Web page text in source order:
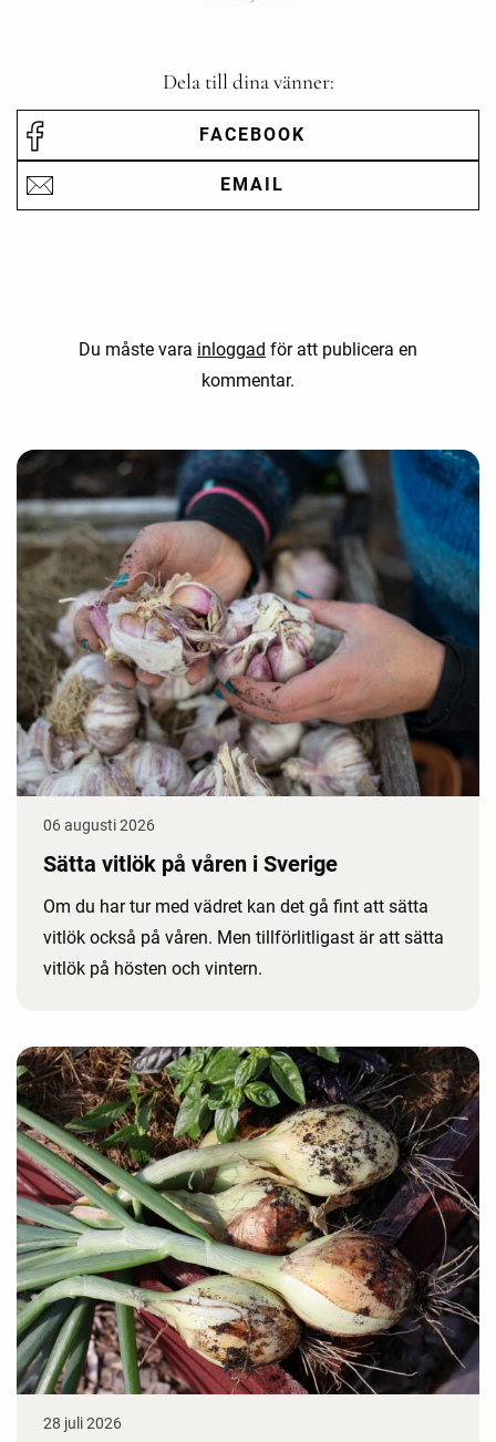
Dela till dina vänner:
FACEBOOK
EMAIL
Du måste vara inloggad för att publicera en
kommentar.
06 augusti 2026
Sätta vitlök på våren i Sverige
Om du har tur med vädret kan det gå fint att sätta
vitlök också på våren. Men tillförlitligast är att sätta
vitlök på hösten och vintern.
28 juli 2026